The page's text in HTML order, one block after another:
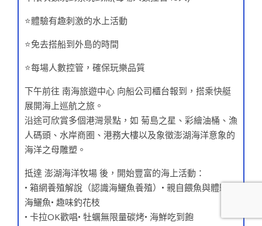
⭐️體驗有趣刺激的水上活動
⭐️免去搭船到外島的時間
⭐️每場人數控管，確保玩樂品質
下午前往 南海旅遊中心 向船公司櫃台報到，搭乘快艇
展開海上巡航之旅。
沿途可欣賞多個港灣景點，如 菊島之星、彩繪油桶、漁
人碼頭、水岸商圈、港務大樓以及象徵澎湖海洋意象的
海洋之母雕塑。
抵達 澎湖海洋牧場 後，開始豐富的海上活動：
• 箱網養殖解說（認識海鱺魚養殖）• 親自餵魚與體驗釣
海鱺魚• 趣味釣花枝
• 卡拉OK歡唱• 牡蠣無限量碳烤• 海鮮吃到飽